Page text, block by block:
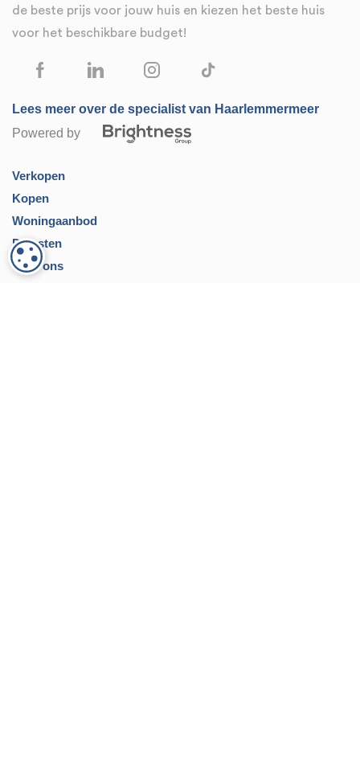
de beste prijs voor jouw huis en kiezen het beste huis
voor het beschikbare budget!
Lees meer over de specialist van Haarlemmermeer
Powered by
Verkopen
Kopen
Woningaanbod
Diensten
Over ons
COOKIE-INSTELLINGEN